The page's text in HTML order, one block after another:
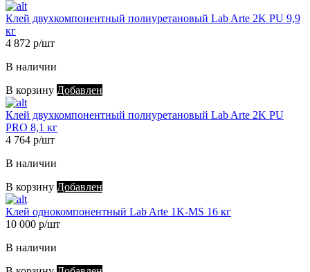
Клей двухкомпонентный полиуретановый Lab Arte 2K PU 9,9
кг
4 872 р/шт
В наличии
В корзину Добавлен
Клей двухкомпонентный полиуретановый Lab Arte 2K PU
PRO 8,1 кг
4 764 р/шт
В наличии
В корзину Добавлен
Клей однокомпонентный Lab Arte 1K-MS 16 кг
10 000 р/шт
В наличии